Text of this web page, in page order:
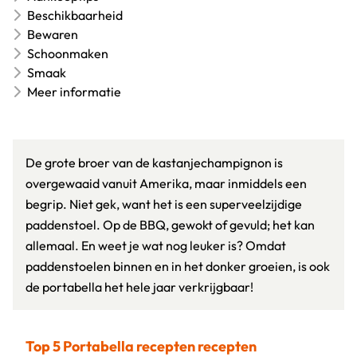
Beschikbaarheid
Bewaren
Schoonmaken
Smaak
Meer informatie
De grote broer van de kastanjechampignon is
overgewaaid vanuit Amerika, maar inmiddels een
begrip. Niet gek, want het is een superveelzijdige
paddenstoel. Op de BBQ, gewokt of gevuld; het kan
allemaal. En weet je wat nog leuker is? Omdat
paddenstoelen binnen en in het donker groeien, is ook
de portabella het hele jaar verkrijgbaar!
Top 5 Portabella recepten recepten